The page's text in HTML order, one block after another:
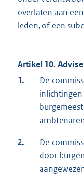
overlaten aan
leden, of een
Artikel 10.
1.
De
2.
De
door